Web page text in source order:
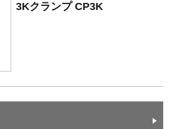
3Kクランプ CP3K